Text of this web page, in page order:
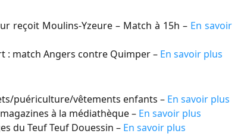
reçoit Moulins-Yzeure – Match à 15h – En savoir
: match Angers contre Quimper – En savoir plus
puériculture/vêtements enfants – En savoir plus
à la médiathèque – En savoir plus
du Teuf Teuf Douessin – En savoir plus